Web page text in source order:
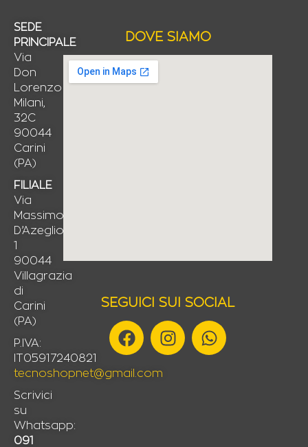
SEDE
PRINCIPALE
Via
Don
Lorenzo
Milani,
32C
90044
Carini
(PA)
FILIALE
Via
Massimo
D’Azeglio,
1
90044
Villagrazia
di
Carini
(PA)
P.IVA:
IT05917240821
tecnoshopnet@gmail.com
Scrivici
su
Whatsapp:
091
DOVE SIAMO
SEGUICI SUI SOCIAL
F
a
e
I
n
W
h